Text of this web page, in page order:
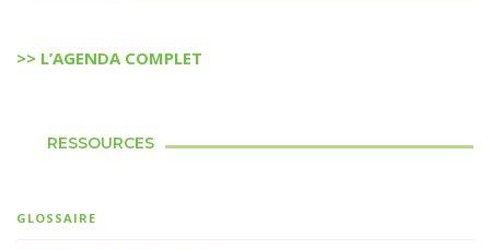
>> L’AGENDA COMPLET
RESSOURCES
GLOSSAIRE